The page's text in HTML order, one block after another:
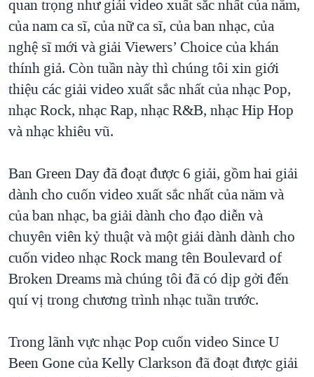
CÁC GIÁ TRỊ CỘNG HÒA Ở VIỆT NAM
THƯỢNG ĐỈNH TRUMP-KIM TẠI VIỆT NAM
TRỊNH VĨNH BÌNH VS. CHÍNH PHỦ VIỆT NAM
NGƯ DÂN VIỆT VÀ LÀN SÓNG TRỘM HẢI SÂM
BÊN KIA QUỐC LỘ: TIẾNG VỌNG TỪ NÔNG THÔN MỸ
QUAN HỆ VIỆT MỸ
quan trọng như giải video xuất sắc nhất của năm,
của nam ca sĩ, của nữ ca sĩ, của ban nhạc, của
nghệ sĩ mới và giải Viewers’ Choice của khán
thính giả. Còn tuần này thì chúng tôi xin giới
thiệu các giải video xuất sắc nhất của nhạc Pop,
nhạc Rock, nhạc Rap, nhạc R&B, nhạc Hip Hop
và nhạc khiêu vũ.
Ban Green Day đã đoạt được 6 giải, gồm hai giải
dành cho cuốn video xuất sắc nhất của năm và
của ban nhạc, ba giải dành cho đạo diễn và
chuyên viên kỷ thuật và một giải dành dành cho
cuốn video nhạc Rock mang tên Boulevard of
Broken Dreams mà chúng tôi đã có dịp gởi đến
quí vị trong chương trình nhạc tuần trước.
Trong lãnh vực nhạc Pop cuốn video Since U
Been Gone của Kelly Clarkson đã đoạt được giải